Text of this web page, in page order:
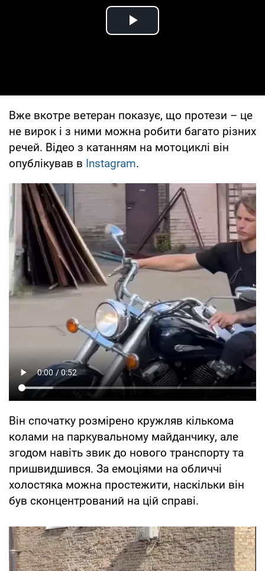
Play Video
Вже вкотре ветеран показує, що протези – це
не вирок і з ними можна робити багато різних
речей. Відео з катанням на мотоциклі він
опублікував в Instagram.
Він спочатку розмірено кружляв кількома
колами на паркувальному майданчику, але
згодом навіть звик до нового транспорту та
пришвидшився. За емоціями на обличчі
холостяка можна простежити, наскільки він
був сконцентрований на цій справі.